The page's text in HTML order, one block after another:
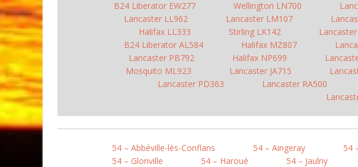
B24 Liberator EW277
Wellington LN700
Lancaster LL962
Lancaster LM107
Halifax LL333
Stirling LK142
B24 Liberator AL584
Halifax MZ807
Lancaster PB792
Halifax NP699
Mosquito ML923
Lancaster JA715
Lancaster PD363
Lancaster RA500
54 – Abbéville-lès-Conflans 54 – Aingeray 54
54 – Glonville
54 – Haroué 54 – Jaulny